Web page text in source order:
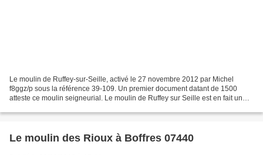
Le moulin de Ruffey-sur-Seille, activé le 27 novembre 2012 par Michel
f8ggz/p sous la référence 39-109. Un premier document datant de 1500
atteste ce moulin seigneurial. Le moulin de Ruffey sur Seille est en fait un
Le moulin des Rioux à Boffres 07440